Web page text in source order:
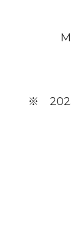
※ 2023